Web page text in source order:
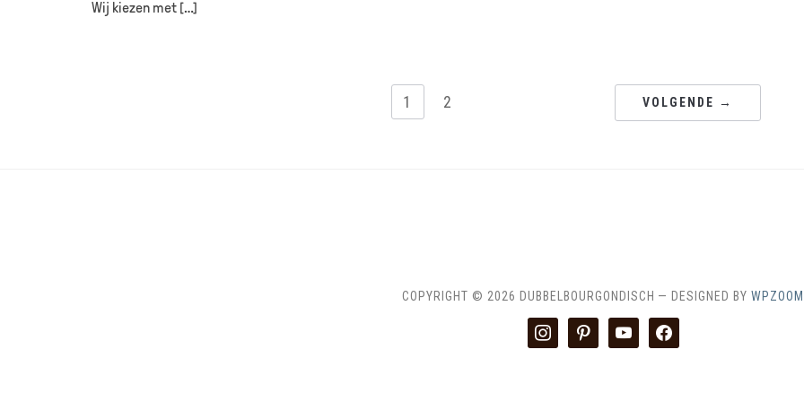
Wij kiezen met […]
1 2 VOLGENDE →
COPYRIGHT © 2026 DUBBELBOURGONDISCH — DESIGNED BY WPZOOM
instagrampinterest youtube facebook